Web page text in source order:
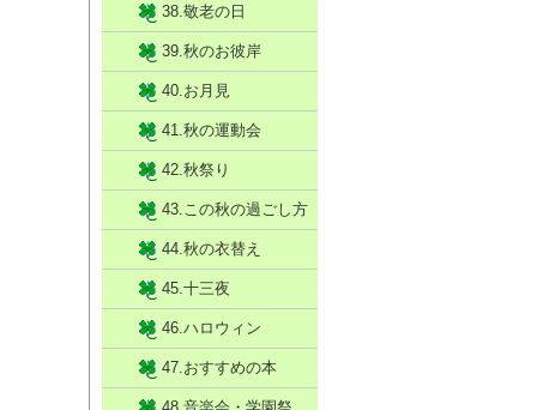
38.敬老の日
39.秋のお彼岸
40.お月見
41.秋の運動会
42.秋祭り
43.この秋の過ごし方
44.秋の衣替え
45.十三夜
46.ハロウィン
47.おすすめの本
48.音楽会・学園祭